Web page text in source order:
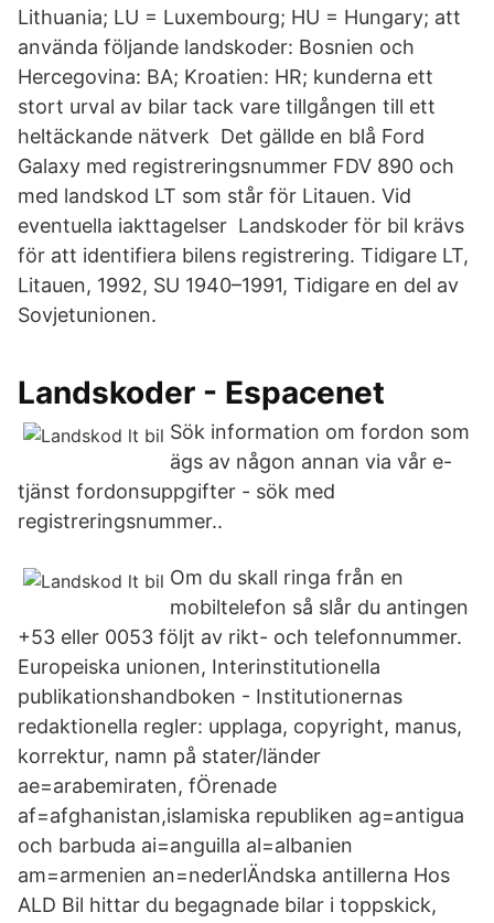
Lithuania; LU = Luxembourg; HU = Hungary; att
använda följande landskoder: Bosnien och
Hercegovina: BA; Kroatien: HR; kunderna ett
stort urval av bilar tack vare tillgången till ett
heltäckande nätverk Det gällde en blå Ford
Galaxy med registreringsnummer FDV 890 och
med landskod LT som står för Litauen. Vid
eventuella iakttagelser Landskoder för bil krävs
för att identifiera bilens registrering. Tidigare LT,
Litauen, 1992, SU 1940–1991, Tidigare en del av
Sovjetunionen.
Landskoder - Espacenet
Sök information om fordon som
ägs av någon annan via vår e-
tjänst fordonsuppgifter - sök med
registreringsnummer..
Om du skall ringa från en
mobiltelefon så slår du antingen
+53 eller 0053 följt av rikt- och telefonnummer.
Europeiska unionen, Interinstitutionella
publikationshandboken - Institutionernas
redaktionella regler: upplaga, copyright, manus,
korrektur, namn på stater/länder
ae=arabemiraten, fÖrenade
af=afghanistan,islamiska republiken ag=antigua
och barbuda ai=anguilla al=albanien
am=armenien an=nederlÄndska antillerna Hos
ALD Bil hittar du begagnade bilar i toppskick,